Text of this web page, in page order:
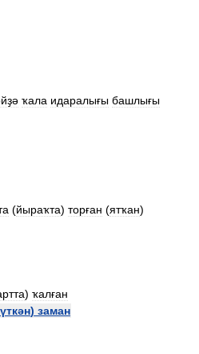
ҡала идаралығы башлығы
(йыраҡта) торған (ятҡан)
) ҡалған
үткән) заман